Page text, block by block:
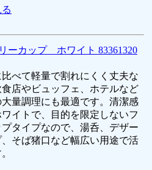
ーカップ ホワイト 83361320
比べて軽量で割れにくく丈夫な
店やビュッフェ、ホテルなど
量調理にも最適です。清潔感
イトで、目的を限定しないフ
プタイプなので、湯呑、デザー
、そば猪口など幅広い用途で活